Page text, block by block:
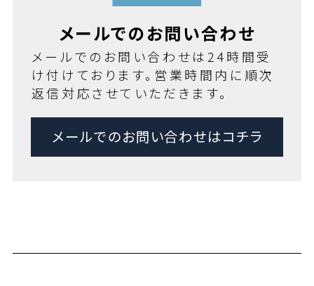
メールでのお問い合わせ
メールでのお問い合わせは24時間受
け付けております。営業時間内に順次
返信対応させていただきます。
メールでのお問い合わせはコチラ